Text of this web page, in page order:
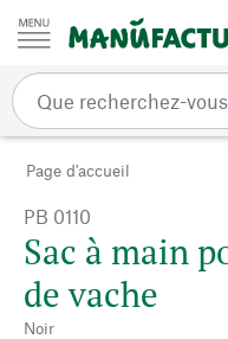
Passer au contenu
Page d'accueil
PB 0110
Sac à main
de vache
Noir